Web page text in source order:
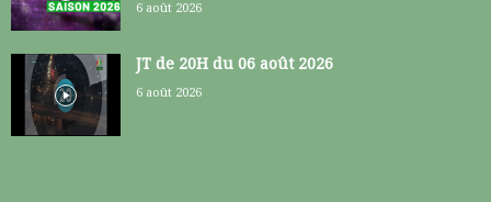
6 août 2026
JT de 20H du 06 août 2026
6 août 2026